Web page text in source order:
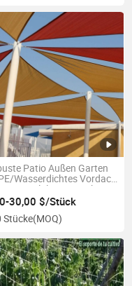
Patio Außen Garten
Wasserdichtes Vordach
Spielplatz Dreieck
Rechteck Groß
30,00 $/Stück
Stücke(MOQ)